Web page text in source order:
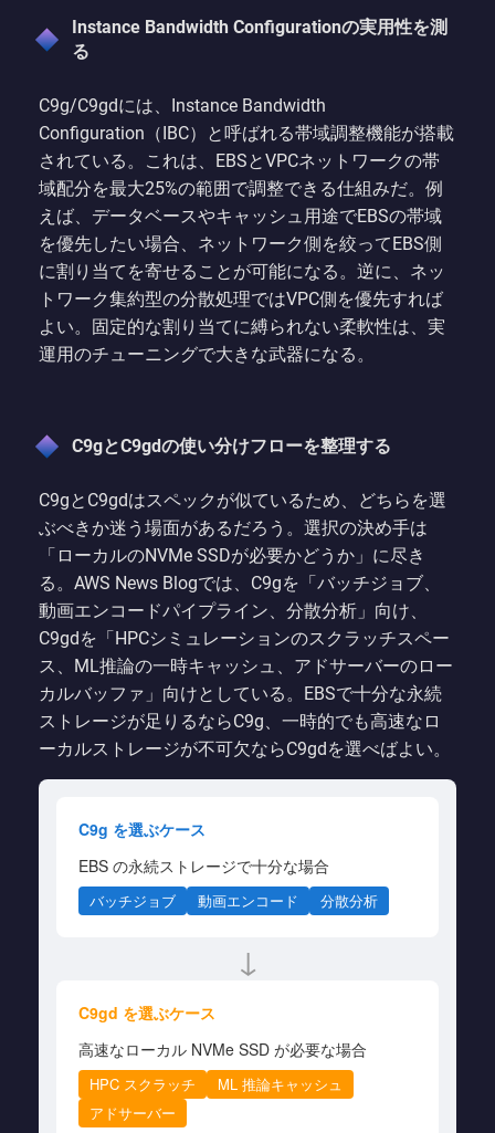
Instance Bandwidth Configurationの実用性を測
る
C9g/C9gdには、Instance Bandwidth
Configuration（IBC）と呼ばれる帯域調整機能が搭載
されている。これは、EBSとVPCネットワークの帯
域配分を最大25%の範囲で調整できる仕組みだ。例
えば、データベースやキャッシュ用途でEBSの帯域
を優先したい場合、ネットワーク側を絞ってEBS側
に割り当てを寄せることが可能になる。逆に、ネッ
トワーク集約型の分散処理ではVPC側を優先すれば
よい。固定的な割り当てに縛られない柔軟性は、実
運用のチューニングで大きな武器になる。
C9gとC9gdの使い分けフローを整理する
C9gとC9gdはスペックが似ているため、どちらを選
ぶべきか迷う場面があるだろう。選択の決め手は
「ローカルのNVMe SSDが必要かどうか」に尽き
る。AWS News Blogでは、C9gを「バッチジョブ、
動画エンコードパイプライン、分散分析」向け、
C9gdを「HPCシミュレーションのスクラッチスペー
ス、ML推論の一時キャッシュ、アドサーバーのロー
カルバッファ」向けとしている。EBSで十分な永続
ストレージが足りるならC9g、一時的でも高速なロ
ーカルストレージが不可欠ならC9gdを選べばよい。
C9g を選ぶケース
EBS の永続ストレージで十分な場合
バッチジョブ 動画エンコード 分散分析
↓
C9gd を選ぶケース
高速なローカル NVMe SSD が必要な場合
HPC スクラッチ
ML 推論キャッシュ
アドサーバー